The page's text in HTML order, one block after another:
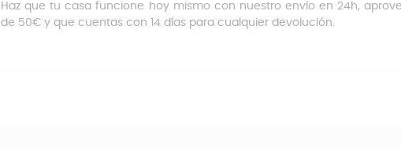
Haz que tu casa funcione hoy mismo con nuestro envío en 24h,
de 50€ y que cuentas con 14 días para cualquier devolución.